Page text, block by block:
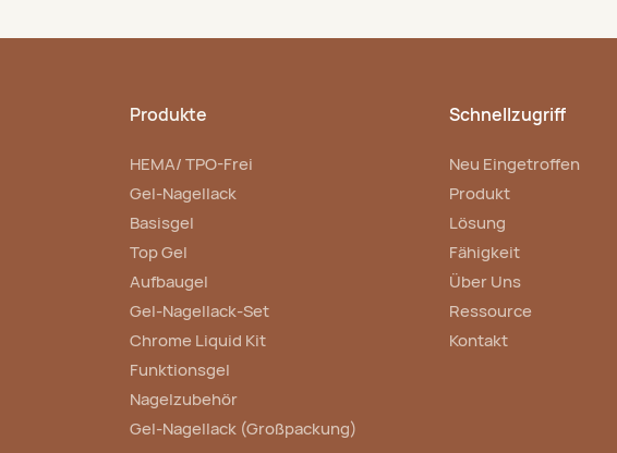
Produkte
HEMA/ TPO-Frei
Gel-Nagellack
Basisgel
Top Gel
Aufbaugel
Gel-Nagellack-Set
Chrome Liquid Kit
Funktionsgel
Nagelzubehör
Gel-Nagellack (Großpackung)
Schnellzugriff
Neu Eingetroffen
Produkt
Lösung
Fähigkeit
Über Uns
Ressource
Kontakt